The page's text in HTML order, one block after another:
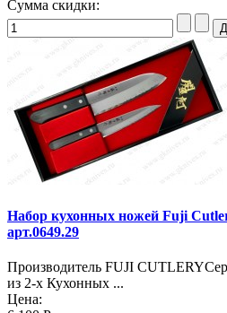
Сумма скидки:
Набор кухонных ножей Fuji
арт.0649.29
Производитель FUJI
из 2-х Кухонных ...
Цена: